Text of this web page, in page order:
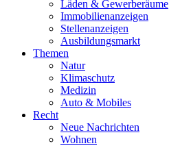
Läden & Gewerberäume
Immobilienanzeigen
Stellenanzeigen
Ausbildungsmarkt
Themen
Natur
Klimaschutz
Medizin
Auto & Mobiles
Recht
Neue Nachrichten
Wohnen